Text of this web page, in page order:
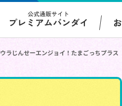
公式通販サイト
プレミアムバンダイ
ウラじんせーエンジョイ！たまごっちプラ